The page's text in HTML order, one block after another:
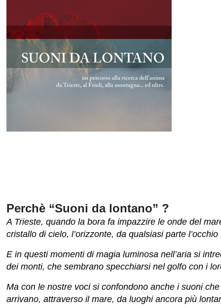
Perchè “Suoni da lontano” ?
A Trieste, quando la bora fa impazzire le onde del
cristallo di cielo, l’orizzonte, da qualsiasi parte
E in questi momenti di magia luminosa nell’aria si
dei monti, che sembrano specchiarsi nel golfo con i
Ma con le nostre voci si confondono anche i suoni
arrivano, attraverso il mare, da luoghi ancora più